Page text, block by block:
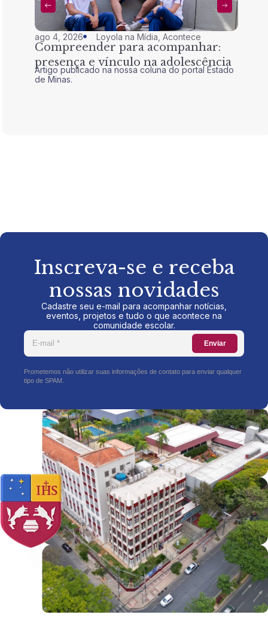
ago 4, 2026 Loyola na Mídia ,Acontece
Compreender para acompanhar:
presença e vínculo na adolescência
Artigo publicado na nossa coluna do portal Estado
de Minas.
Inscreva-se e receba
nossas novidades
Cadastre seu e-mail para acompanhar notícias,
eventos, projetos e tudo o que acontece na
comunidade escolar.
Enviar
Prometemos não utilizar suas informações de contato para enviar qualquer
tipo de SPAM.